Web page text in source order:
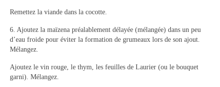
Remettez la viande dans la cocotte.
6. Ajoutez la maïzena préalablement délayée (mélangée) dans un peu
d’eau froide pour éviter la formation de grumeaux lors de son ajout.
Mélangez.
Ajoutez le vin rouge, le thym, les feuilles de Laurier (ou le bouquet
garni). Mélangez.